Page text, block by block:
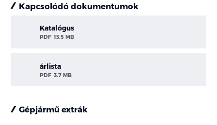
Kapcsolódó dokumentumok
Katalógus
PDF 13.5 MB
árlista
PDF 3.7 MB
Gépjármű extrák